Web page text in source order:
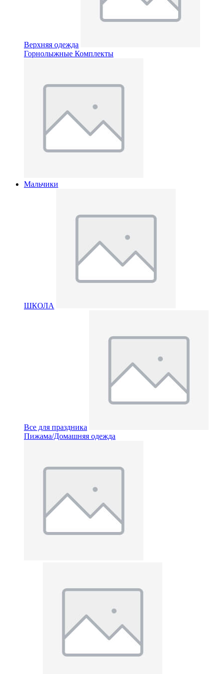
Верхняя одежда
Горнолыжные Комплекты
Мальчики
ШКОЛА
Все для праздника
Пижама/Домашняя одежда